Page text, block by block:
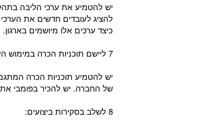
יש להטמיע את ערכי הליבה
להציג לעובדים חדשים את
כיצד ערכים אלו מיושמים בארגון.
7 ליישם תוכניות הכרה במימוש הערכים:
יש להטמיע תוכניות הכרה
של החברה. יש להכיר בפומבי את
8 לשלב בסקירות ביצועים: